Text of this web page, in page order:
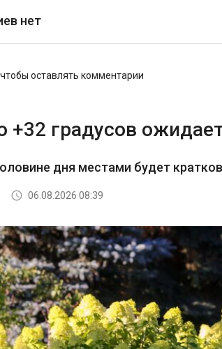
нет
чтобы оставлять комментарии
+32 градусов
дня местами будет
06.08.2026 08:39